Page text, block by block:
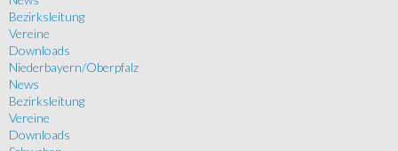
Bezirksleitung
Vereine
Downloads
Niederbayern/Oberpfalz
News
Bezirksleitung
Vereine
Downloads